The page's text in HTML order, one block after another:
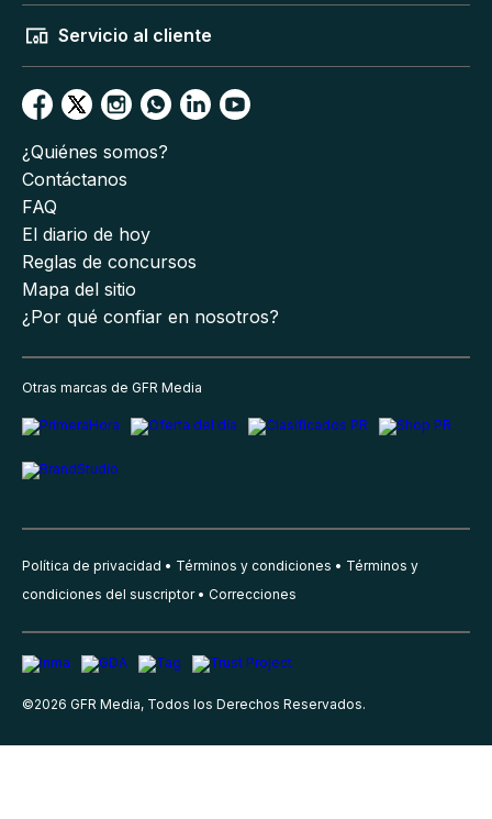
Servicio al cliente
¿Quiénes somos?
Contáctanos
FAQ
El diario de hoy
Reglas de concursos
Mapa del sitio
¿Por qué confiar en nosotros?
Otras marcas de GFR Media
Política de privacidad Términos y condiciones
Términos y
condiciones del suscriptor
Correcciones
©2026 GFR Media, Todos los Derechos Reservados.